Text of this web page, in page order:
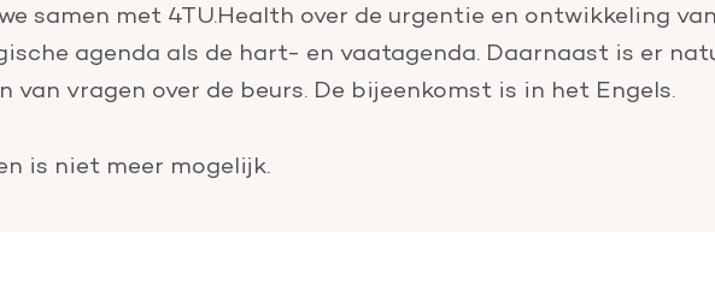
samen met 4TU.Health over de urgentie en ontwikkeling
agenda als de hart- en vaatagenda. Daarnaast is er
van vragen over de beurs. De bijeenkomst is in het Engels.
is niet meer mogelijk.